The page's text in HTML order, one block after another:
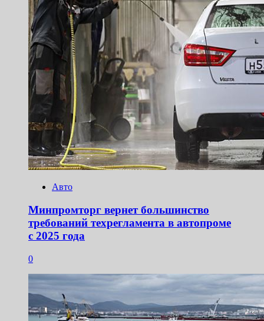
Авто
Минпромторг вернет большинство
требований техрегламента в автопроме
с 2025 года
0